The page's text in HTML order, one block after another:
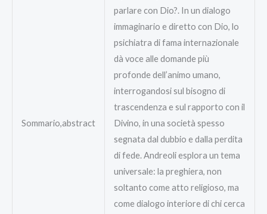
Sommario,abstract
parlare con Dio?. In un dialogo
immaginario e diretto con Dio, lo
psichiatra di fama internazionale
dà voce alle domande più
profonde dell’animo umano,
interrogandosi sul bisogno di
trascendenza e sul rapporto con il
Divino, in una società spesso
segnata dal dubbio e dalla perdita
di fede. Andreoli esplora un tema
universale: la preghiera, non
soltanto come atto religioso, ma
come dialogo interiore di chi cerca